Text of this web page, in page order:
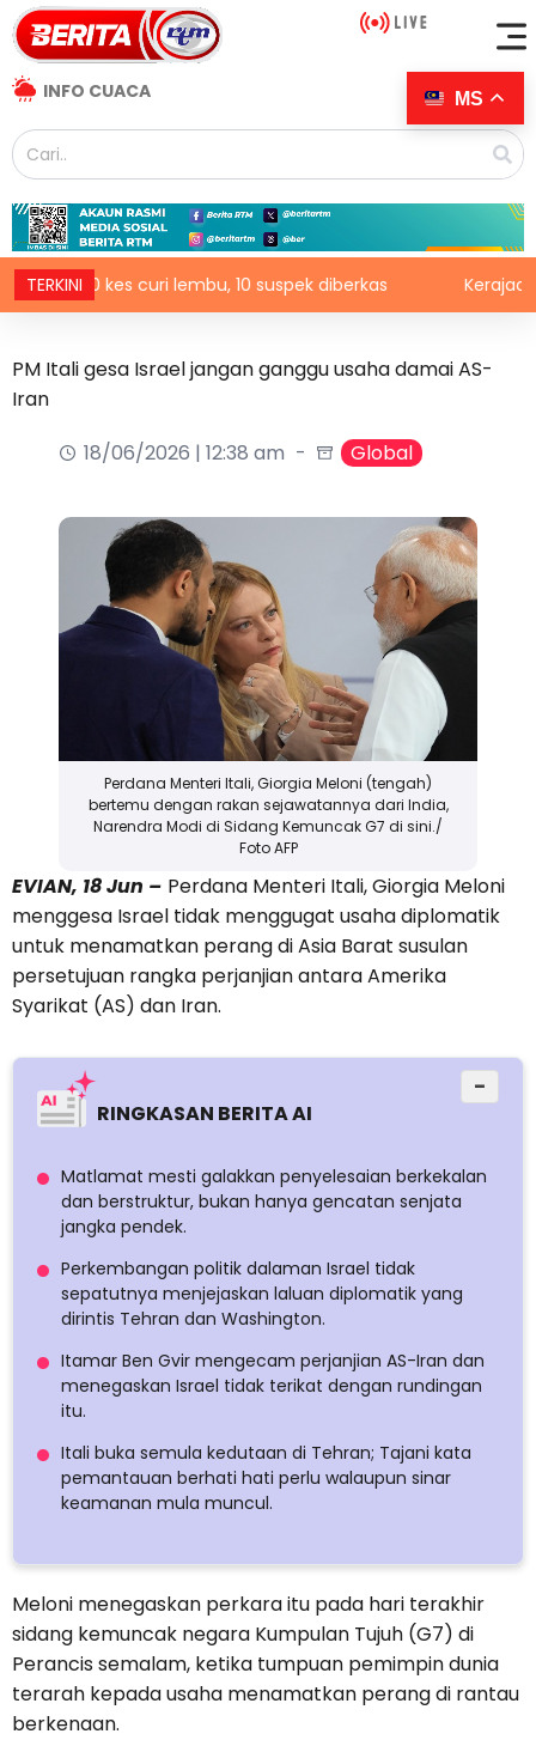
INFO CUACA
TERKINI
kes curi lembu, 10 suspek diberkas Kerajaan
PM Itali gesa Israel jangan ganggu usaha damai AS-
Iran
18/06/2026 | 12:38 am
Global
Perdana Menteri Itali, Giorgia Meloni (tengah)
bertemu dengan rakan sejawatannya dari India,
Narendra Modi di Sidang Kemuncak G7 di sini./
Foto AFP
EVIAN, 18 Jun – Perdana Menteri Itali, Giorgia Meloni
menggesa Israel tidak menggugat usaha diplomatik
untuk menamatkan perang di Asia Barat susulan
persetujuan rangka perjanjian antara Amerika
Syarikat (AS) dan Iran.
RINGKASAN BERITA AI
−
Matlamat mesti galakkan penyelesaian berkekalan
dan berstruktur, bukan hanya gencatan senjata
jangka pendek.
Perkembangan politik dalaman Israel tidak
sepatutnya menjejaskan laluan diplomatik yang
dirintis Tehran dan Washington.
Itamar Ben Gvir mengecam perjanjian AS-Iran dan
menegaskan Israel tidak terikat dengan rundingan
itu.
Itali buka semula kedutaan di Tehran; Tajani kata
pemantauan berhati hati perlu walaupun sinar
keamanan mula muncul.
Meloni menegaskan perkara itu pada hari terakhir
sidang kemuncak negara Kumpulan Tujuh (G7) di
Perancis semalam, ketika tumpuan pemimpin dunia
terarah kepada usaha menamatkan perang di rantau
berkenaan.
MS